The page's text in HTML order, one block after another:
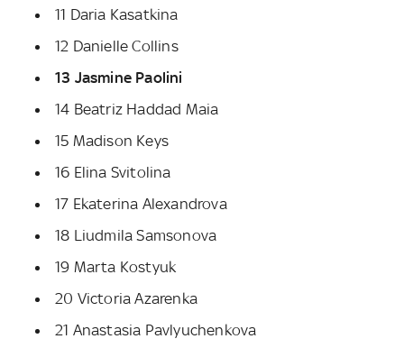
11 Daria Kasatkina
12 Danielle Collins
13 Jasmine Paolini
14 Beatriz Haddad Maia
15 Madison Keys
16 Elina Svitolina
17 Ekaterina Alexandrova
18 Liudmila Samsonova
19 Marta Kostyuk
20 Victoria Azarenka
21 Anastasia Pavlyuchenkova